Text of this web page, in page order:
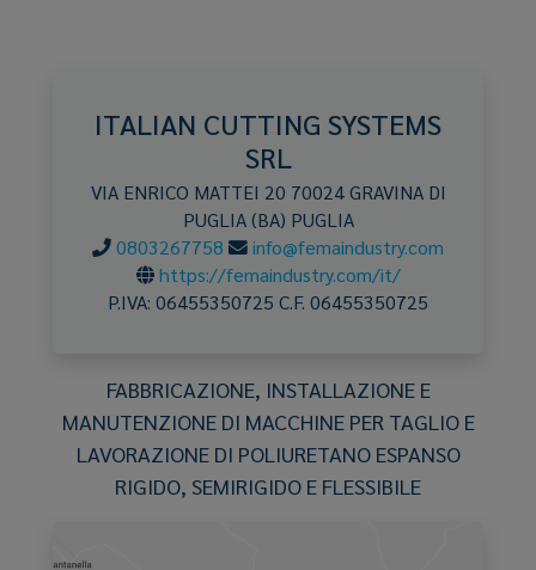
ITALIAN CUTTING SYSTEMS
SRL
VIA ENRICO MATTEI 20 70024 GRAVINA DI
PUGLIA (BA) PUGLIA
0803267758
info@femaindustry.com
https://femaindustry.com/it/
P.IVA: 06455350725 C.F. 06455350725
FABBRICAZIONE, INSTALLAZIONE E
MANUTENZIONE DI MACCHINE PER TAGLIO E
LAVORAZIONE DI POLIURETANO ESPANSO
RIGIDO, SEMIRIGIDO E FLESSIBILE